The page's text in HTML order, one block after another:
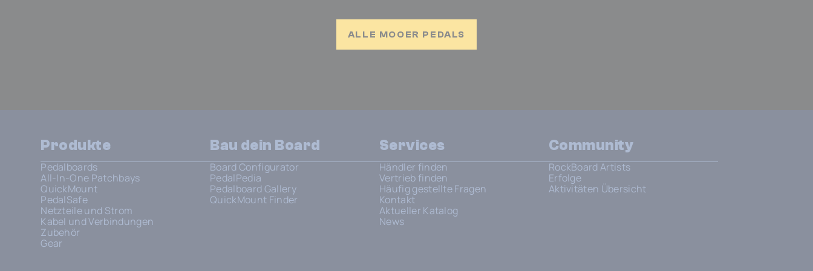
ALLE MOOER PEDALS
Produkte
Pedalboards
All-In-One Patchbays
QuickMount
PedalSafe
Netzteile und Strom
Kabel und Verbindungen
Zubehör
Gear
Bau dein Board
Board Configurator
PedalPedia
Pedalboard Gallery
QuickMount Finder
Services
Händler finden
Vertrieb finden
Häufig gestellte Fragen
Kontakt
Aktueller Katalog
News
Community
RockBoard Artists
Erfolge
Aktivitäten Übersicht